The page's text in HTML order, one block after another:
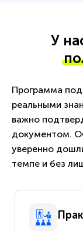
У
Программа
реальными
важно
документом.
уверенно
темпе и без